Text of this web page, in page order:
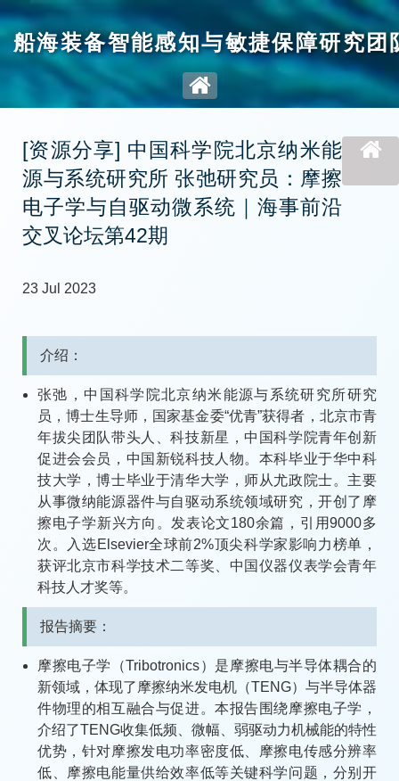
船海装备智能感知与敏捷保障研究团
[资源分享] 中国科学院北京纳米能
源与系统研究所 张弛研究员：摩擦
电子学与自驱动微系统｜海事前沿
交叉论坛第42期
23 Jul 2023
介绍：
张弛，中国科学院北京纳米能源与系统研究所研究
员，博士生导师，国家基金委“优青”获得者，北京市青
年拔尖团队带头人、科技新星，中国科学院青年创新
促进会会员，中国新锐科技人物。本科毕业于华中科
技大学，博士毕业于清华大学，师从尤政院士。主要
从事微纳能源器件与自驱动系统领域研究，开创了摩
擦电子学新兴方向。发表论文180余篇，引用9000多
次。入选Elsevier全球前2%顶尖科学家影响力榜单，
获评北京市科学技术二等奖、中国仪器仪表学会青年
科技人才奖等。
报告摘要：
摩擦电子学（Tribotronics）是摩擦电与半导体耦合的
新领域，体现了摩擦纳米发电机（TENG）与半导体器
件物理的相互融合与促进。本报告围绕摩擦电子学，
介绍了TENG收集低频、微幅、弱驱动力机械能的特性
优势，针对摩擦发电功率密度低、摩擦电传感分辨率
低、摩擦电能量供给效率低等关键科学问题，分别开